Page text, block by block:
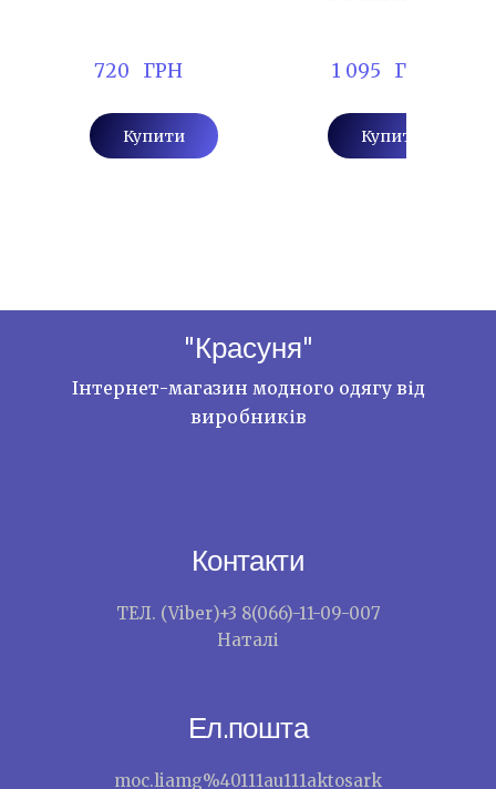
720   ГРН
Купити
1 095   ГРН
Купити
"Красуня"
Інтернет-магазин модного одягу від
виробників
Контакти
ТЕЛ. (Viber)+3 8(066)-11-09-007
Наталі
Ел.пошта
moc.liamg%40111au111aktosark